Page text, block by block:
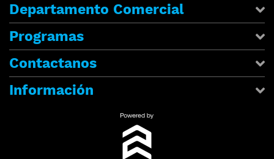
Departamento Comercial
Programas
Contactanos
Información